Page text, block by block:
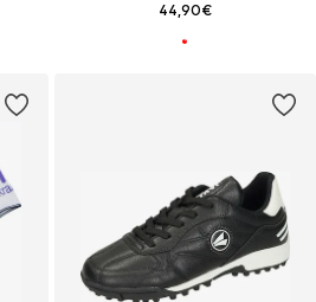
44,90€